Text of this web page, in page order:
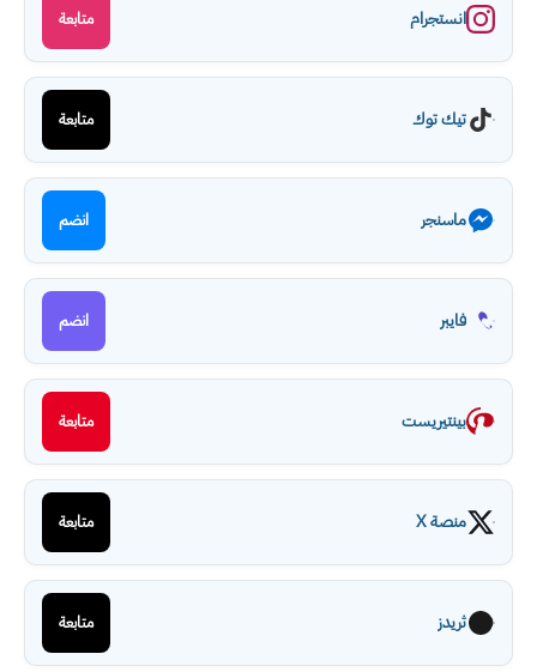
انستجرام متابعة
تيك توك متابعة
ماسنجر انضم
فايبر انضم
بينتيريست متابعة
منصة X متابعة
ثريدز متابعة